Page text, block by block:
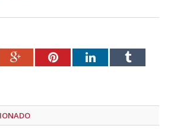
Google+PinterestLinkedInTumblr